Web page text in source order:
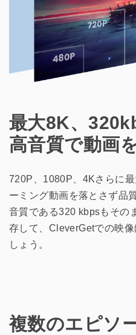
最大8K、
高音質で動画
720P、1080P、4Kさらに
ーミング動画を落とさず品
音質である320 kbpsもその
存して、CleverGetでの映
しょう。
複数のエピソ